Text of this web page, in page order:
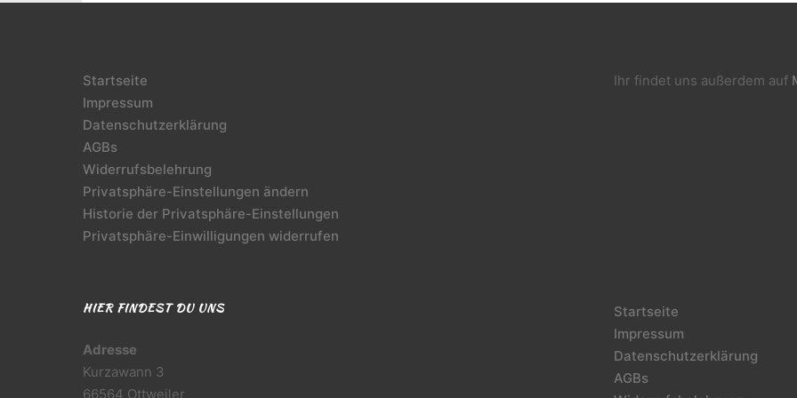
Startseite
Impressum
Datenschutzerklärung
AGBs
Widerrufsbelehrung
Privatsphäre-Einstellungen ändern
Historie der Privatsphäre-Einstellungen
Privatsphäre-Einwilligungen widerrufen
Ihr findet uns außerdem auf
HIER FINDEST DU UNS
Adresse
Kurzawann 3
66564 Ottweiler
Startseite
Impressum
Datenschutzerklärung
AGBs